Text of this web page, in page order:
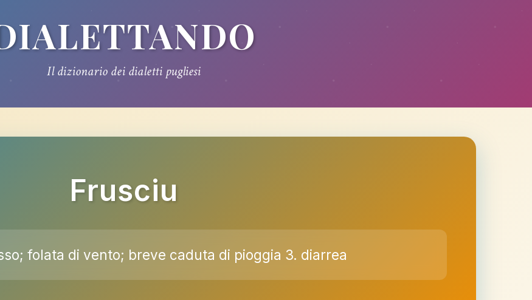
Il dizionario dei dialetti pugliesi
Frusciu
folata di vento; breve caduta di pioggia 3. diarrea